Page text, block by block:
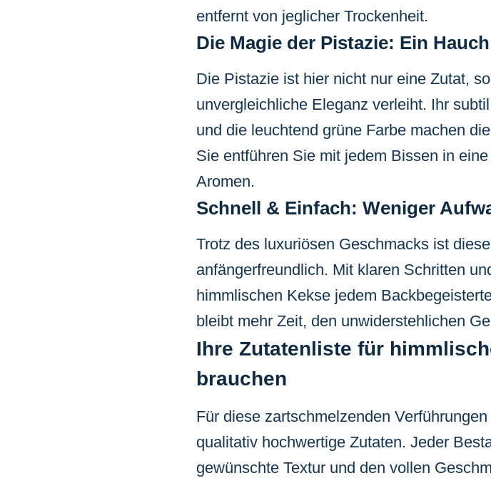
entfernt von jeglicher Trockenheit.
Die Magie der Pistazie: Ein
Die Pistazie ist hier nicht nur eine Zutat,
unvergleichliche Eleganz verleiht. Ihr
und die leuchtend grüne Farbe machen
Sie entführen Sie mit jedem Bissen in
Aromen.
Schnell & Einfach: Weniger
Trotz des luxuriösen Geschmacks ist
anfängerfreundlich. Mit klaren Schritten
himmlischen Kekse jedem
bleibt mehr Zeit, den unwiderstehlichen
Ihre Zutatenliste für
brauchen
Für diese zartschmelzenden
qualitativ hochwertige Zutaten. Jeder
gewünschte Textur und den vollen